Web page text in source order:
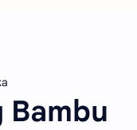
Bambu